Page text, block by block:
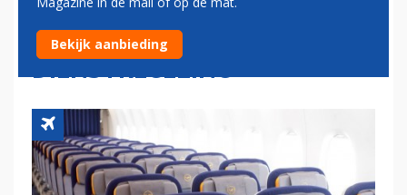
IRAN EN LIBANON VEEL
LANGER UIT DE
DIENSTREGELING
Bekijk aanbieding